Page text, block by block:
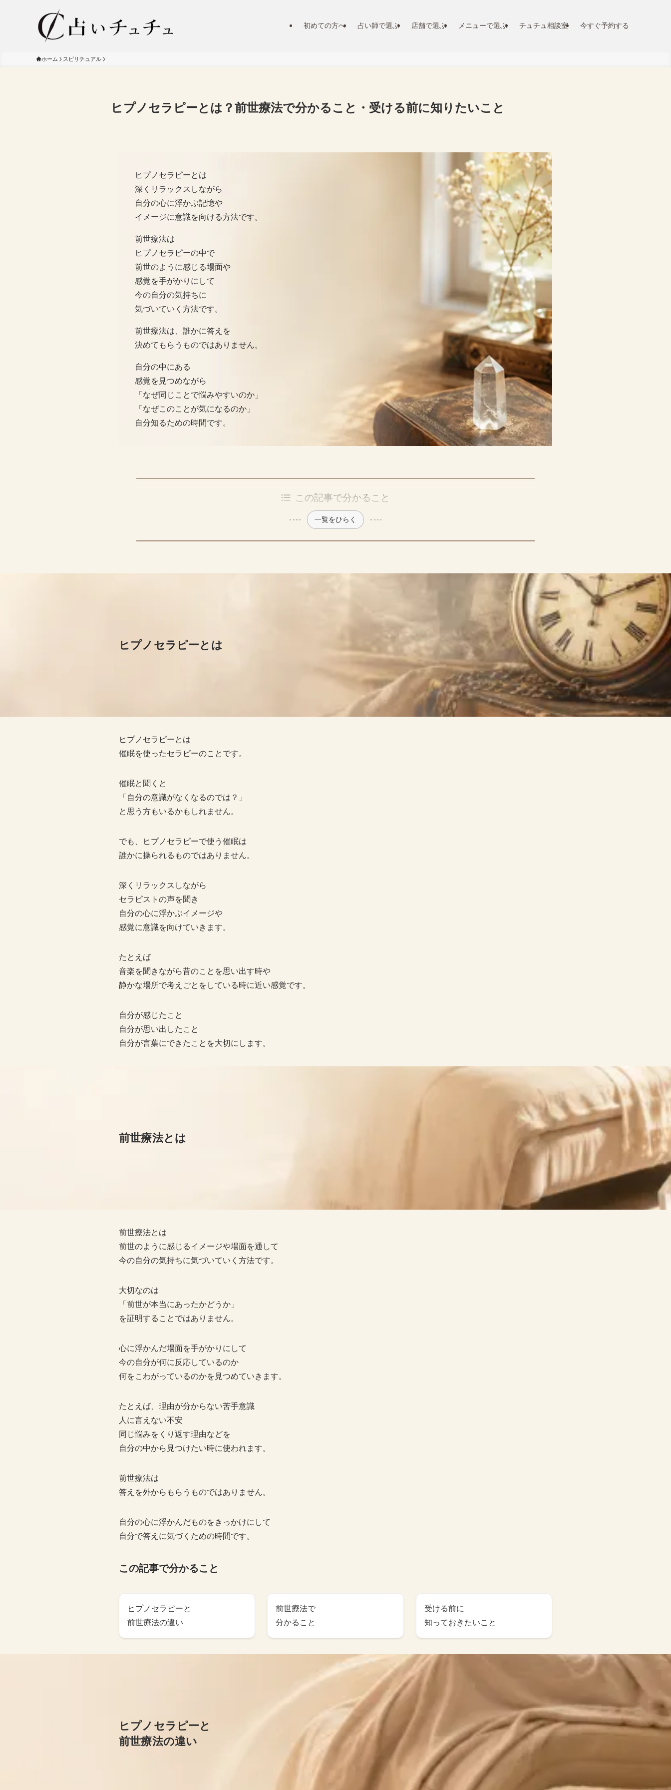
初めての方へ 占い師で選ぶ 店舗で選ぶ メニューで選ぶ チュチュ相談室 今すぐ予約する
ホーム スピリチュアル
ヒプノセラピーとは？前世療法で分かること・受ける前に知りたいこと
ヒプノセラピーとは
深くリラックスしながら
自分の心に浮かぶ記憶や
イメージに意識を向ける方法です。
前世療法は
ヒプノセラピーの中で
前世のように感じる場面や
感覚を手がかりにして
今の自分の気持ちに
気づいていく方法です。
前世療法は、誰かに答えを
決めてもらうものではありません。
自分の中にある
感覚を見つめながら
「なぜ同じことで悩みやすいのか」
「なぜこのことが気になるのか」
自分知るための時間です。
この記事で分かること
一覧をひらく
ヒプノセラピーとは
ヒプノセラピーとは
催眠を使ったセラピーのことです。
催眠と聞くと
「自分の意識がなくなるのでは？」
と思う方もいるかもしれません。
でも、ヒプノセラピーで使う催眠は
誰かに操られるものではありません。
深くリラックスしながら
セラピストの声を聞き
自分の心に浮かぶイメージや
感覚に意識を向けていきます。
たとえば
音楽を聞きながら昔のことを思い出す時や
静かな場所で考えごとをしている時に近い感覚です。
自分が感じたこと
自分が思い出したこと
自分が言葉にできたことを大切にします。
前世療法とは
前世療法とは
前世のように感じるイメージや場面を通して
今の自分の気持ちに気づいていく方法です。
大切なのは
「前世が本当にあったかどうか」
を証明することではありません。
心に浮かんだ場面を手がかりにして
今の自分が何に反応しているのか
何をこわがっているのかを見つめていきます。
たとえば、理由が分からない苦手意識
人に言えない不安
同じ悩みをくり返す理由などを
自分の中から見つけたい時に使われます。
前世療法は
答えを外からもらうものではありません。
自分の心に浮かんだものをきっかけにして
自分で答えに気づくための時間です。
この記事で分かること
ヒプノセラピーと
前世療法の違い
前世療法で
分かること
受ける前に
知っておきたいこと
ヒプノセラピーと
前世療法の違い